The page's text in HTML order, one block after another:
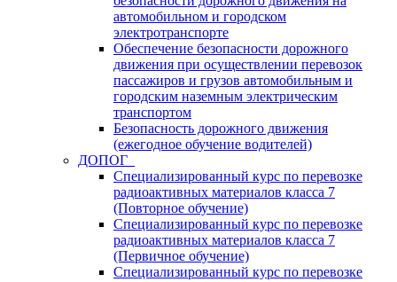
автомобильном и городском
электротранспорте
Обеспечение безопасности дорожного
движения при осуществлении перевозок
пассажиров и грузов автомобильным и
городским наземным электрическим
транспортом
Безопасность дорожного движения
(ежегодное обучение водителей)
ДОПОГ
Специализированный курс по перевозке
радиоактивных материалов класса 7
(Повторное обучение)
Специализированный курс по перевозке
радиоактивных материалов класса 7
(Первичное обучение)
Специализированный курс по перевозке